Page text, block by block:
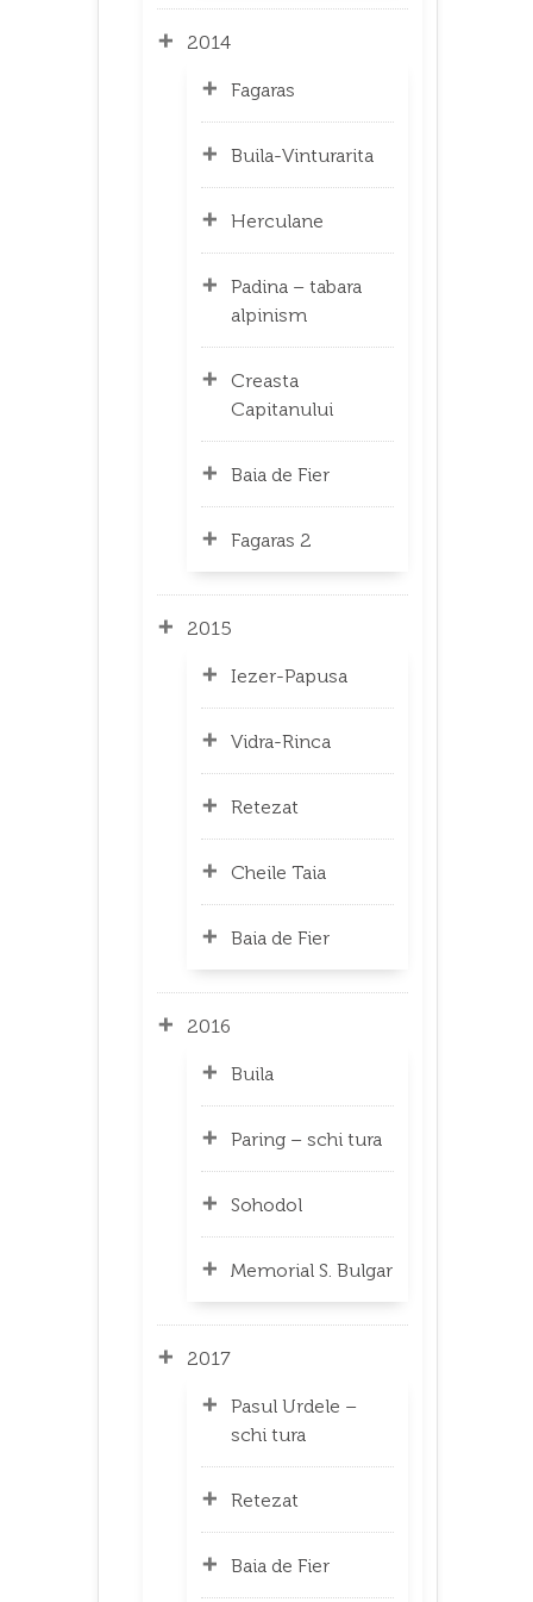
2014
Fagaras
Buila-Vinturarita
Herculane
Padina – tabara
alpinism
Creasta
Capitanului
Baia de Fier
Fagaras 2
2015
Iezer-Papusa
Vidra-Rinca
Retezat
Cheile Taia
Baia de Fier
2016
Buila
Paring – schi tura
Sohodol
Memorial S. Bulgar
2017
Pasul Urdele –
schi tura
Retezat
Baia de Fier